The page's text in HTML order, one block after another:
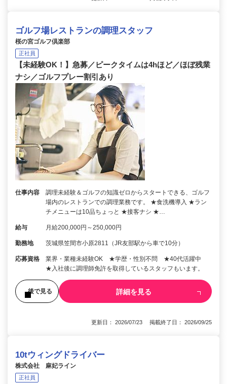
ゴルフ場レストランの調理スタッフ
桜の宮ゴルフ倶楽部
正社員
【未経験OK！】急募／ピークタイムは4hほど／ほぼ残業
ナシ／ゴルフプレー割引あり
仕事内容
調理未経験＆ゴルフの知識ゼロからスタートできる、ゴルフ
場内のレストランでの調理業務です。 ★食洗機導入 ★ラン
チメニューは10品ちょっと ★接客ナシ ★…
給与 月給200,000円～250,000円
勤務地 茨城県笠間市小原2811（JR友部駅から車で10分）
応募資格
業界・業種未経験OK ★学歴・性別不問 ★40代活躍中
★入社後に調理師免許を取得しているスタッフもいます。
後で見る 詳細を見る
更新日： 2026/07/23 掲載終了日： 2026/09/25
10tウィングドライバー
株式会社 麻妃ライン
正社員